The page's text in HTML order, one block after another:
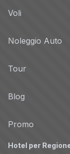
Voli
Noleggio Auto
Tour
Blog
Promo
Hotel per